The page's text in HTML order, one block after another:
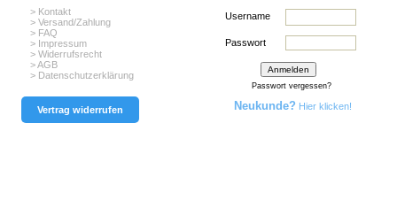
> Kontakt
> Versand/Zahlung
> FAQ
> Impressum
> Widerrufsrecht
> AGB
> Datenschutzerklärung
Vertrag widerrufen
Username
Passwort
Passwort vergessen?
Neukunde? Hier klicken!